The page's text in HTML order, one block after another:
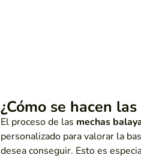
¿Cómo se hacen
El proceso de las mechas
personalizado para valorar la
desea conseguir. Esto es